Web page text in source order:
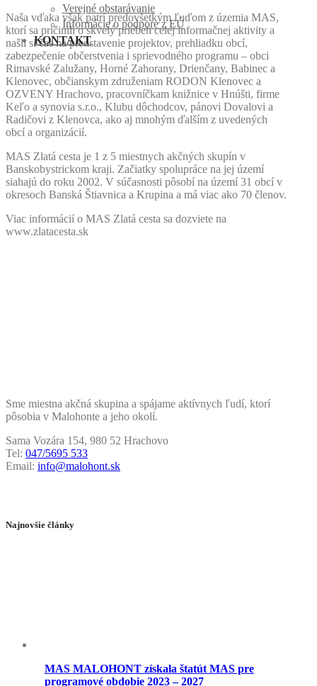
Verejné obstarávanie
Informácie o podpore z EÚ
KONTAKT
Naša vďaka však patrí predovšetkým ľuďom z územia MAS,
ktorí sa pričinili o skvelý priebeh celej informačnej aktivity a
našli si čas na predstavenie projektov, prehliadku obcí,
zabezpečenie občerstvenia i sprievodného programu – obci
Rimavské Zalužany, Horné Zahorany, Drienčany, Babinec a
Klenovec, občianskym združeniam RODON Klenovec a
OZVENY Hrachovo, pracovníčkam knižnice v Hnúšti, firme
Keľo a synovia s.r.o., Klubu dôchodcov, pánovi Dovalovi a
Radičovi z Klenovca, ako aj mnohým ďalším z uvedených
obcí a organizácií.
MAS Zlatá cesta je 1 z 5 miestnych akčných skupín v
Banskobystrickom kraji. Začiatky spolupráce na jej území
siahajú do roku 2002. V súčasnosti pôsobí na území 31 obcí v
okresoch Banská Štiavnica a Krupina a má viac ako 70 členov.
Viac informácií o MAS Zlatá cesta sa dozviete na
www.zlatacesta.sk
Sme miestna akčná skupina a spájame aktívnych ľudí, ktorí
pôsobia v Malohonte a jeho okolí.
Sama Vozára 154, 980 52 Hrachovo
Tel: 047/5695 533
Email: info@malohont.sk
Najnovšie články
MAS MALOHONT získala štatút MAS pre
programové obdobie 2023 – 2027